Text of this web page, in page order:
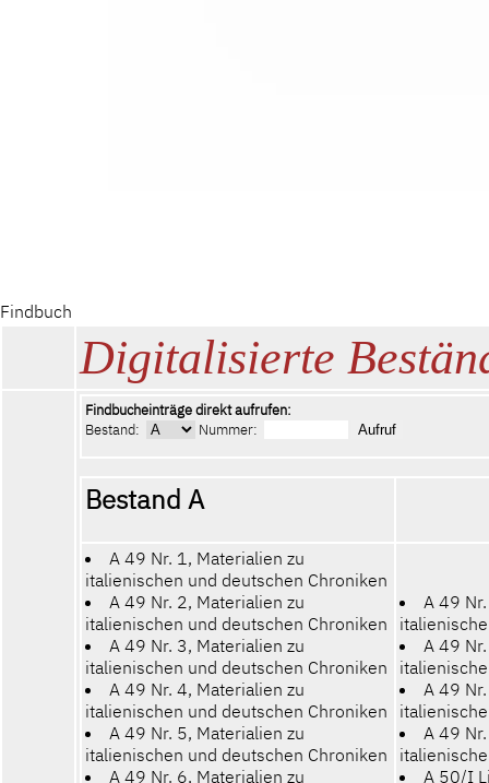
Findbuch
Digitalisierte
Findbucheinträge direkt aufrufen:
Bestand:
Nummer:
Bestand A
A 49 Nr. 1, Materialien zu
italienischen und deutschen Chroniken
A 49 Nr. 2, Materialien zu
italienischen und deutschen Chroniken
A 49 Nr. 3, Materialien zu
italienischen und deutschen Chroniken
A 49 Nr. 4, Materialien zu
italienischen und deutschen Chroniken
A 49 Nr. 5, Materialien zu
italienischen und deutschen Chroniken
A 49 Nr. 6, Materialien zu
A 49
A 49
A 49
A 49
A 50/I